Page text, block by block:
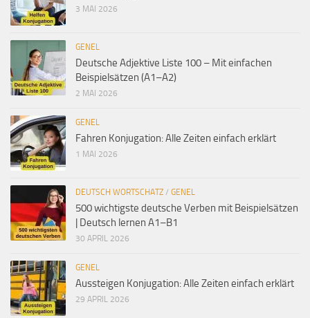
3 MAI 2026
GENEL
Deutsche Adjektive Liste 100 – Mit einfachen
Beispielsätzen (A1–A2)
2 MAI 2026
GENEL
Fahren Konjugation: Alle Zeiten einfach erklärt
1 MAI 2026
DEUTSCH WORTSCHATZ / GENEL
500 wichtigste deutsche Verben mit Beispielsätzen
| Deutsch lernen A1–B1
30 APRIL 2026
GENEL
Aussteigen Konjugation: Alle Zeiten einfach erklärt
29 APRIL 2026